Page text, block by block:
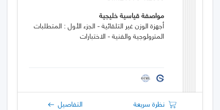
مواصفة قياسية خليجية
أجهزة الوزن غير التلقائية - الجزء الأول : المتطلبات
المترولوجية والفنية - الاختبارات
نظرة سريعة التفاصيل